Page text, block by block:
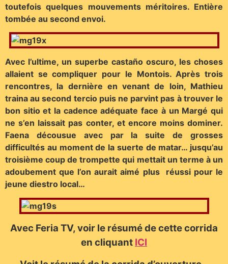
toutefois quelques mouvements méritoires. Entière
tombée au second envoi.
Avec l’ultime, un superbe castaño oscuro, les choses
allaient se compliquer pour le Montois. Après trois
rencontres, la dernière en venant de loin, Mathieu
traina au second tercio puis ne parvint pas à trouver le
bon sitio et la cadence adéquate face à un Margé qui
ne s’en laissait pas conter, et encore moins dominer.
Faena décousue avec par la suite de grosses
difficultés au moment de la suerte de matar… jusqu’au
troisième coup de trompette qui mettait un terme à un
adoubement que l’on aurait aimé plus réussi pour le
jeune diestro local…
Avec Feria TV, voir le résumé de cette corrida
en cliquant ICI